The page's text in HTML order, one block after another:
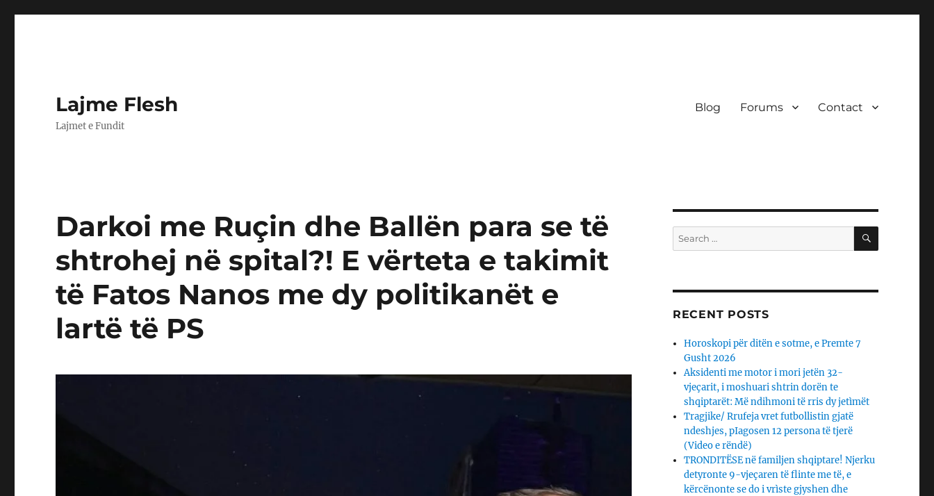
Lajme Flesh
Lajmet e Fundit
Blog Forums Contact
Darkoi me Ruçin dhe Ballën para se të
shtrohej në spital?! E vërteta e takimit
të Fatos Nanos me dy politikanët e
lartë të PS
Search
for:
SEARCH
RECENT POSTS
Horoskopi për ditën e sotme, e Premte 7
Gusht 2026
Aksidenti me motor i mori jetën 32-
vjeçarit, i moshuari shtrin dorën te
shqiptarët: Më ndihmoni të rris dy jetìmët
Tragjike/ Rrufeja vret futbollistin gjatë
ndeshjes, pIagosen 12 persona të tjerë
(Video e rëndë)
TRONDITËSE në familjen shqiptare! Njerku
detyronte 9-vjeçaren të flinte me të, e
kërcënonte se do i vrìste gjyshen dhe